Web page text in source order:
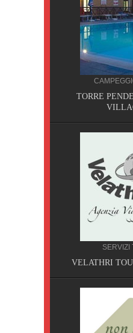
TORRE
SERVIZI
VELATHRI